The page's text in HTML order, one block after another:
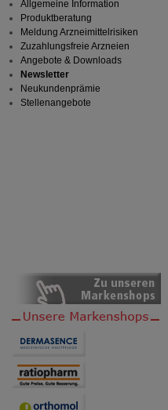
Allgemeine Information
Produktberatung
Meldung Arzneimittelrisiken
Zuzahlungsfreie Arzneien
Angebote & Downloads
Newsletter
Neukundenprämie
Stellenangebote